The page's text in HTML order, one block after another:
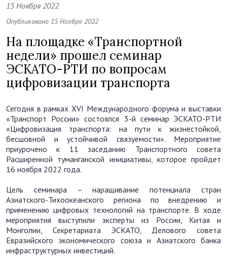
15 Ноября 2022
Опубликовано 15 Ноября 2022
На площадке «Транспортной
недели» прошел семинар
ЭСКАТО-РТИ по вопросам
цифровизации транспорта
Сегодня в рамках XVI Международного форума и выставки
«Транспорт России» состоялся 3-й семинар ЭСКАТО-РТИ
«Цифровизация транспорта: на пути к жизнестойкой,
бесшовной и устойчивой связуемости». Мероприятие
приурочено к 11 заседанию Транспортного совета
Расширенной туманганской инициативы, которое пройдет
16 ноября 2022 года.
Цель семинара – наращивание потенциала стран
Азиатского-Тихоокеанского региона по внедрению и
применению цифровых технологий на транспорте. В ходе
мероприятия выступили эксперты из России, Китая и
Монголии, Секретариата ЭСКАТО, Делового совета
Евразийского экономического союза и Азиатского банка
инфраструктурных инвестиций.